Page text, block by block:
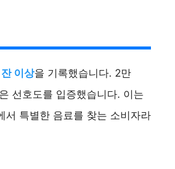
이상을 기록했습니다. 2만
선호도를 입증했습니다. 이는
서 특별한 음료를 찾는 소비자라